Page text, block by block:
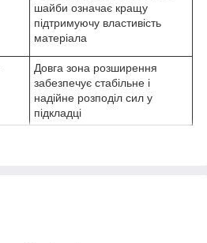
шайби означає кращу
підтримуючу властивість
матеріала
Довга зона розширення
забезпечує стабільне і
надійне розподіл сил у
підкладці